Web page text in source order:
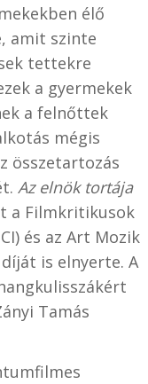
élő
amit szinte
tettekre
a gyermekek
a felnőttek
mégis
összetartozás
Az elnök tortája
a Filmkritikusok
és az Art Mozik
díját is elnyerte. A
Tamás